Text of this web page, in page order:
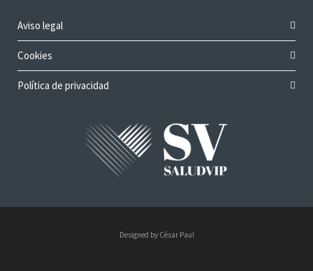
Aviso legal
Cookies
Política de privacidad
Designed by César Paul